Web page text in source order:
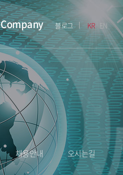
Company 블로그 KR EN
채용안내 오시는길